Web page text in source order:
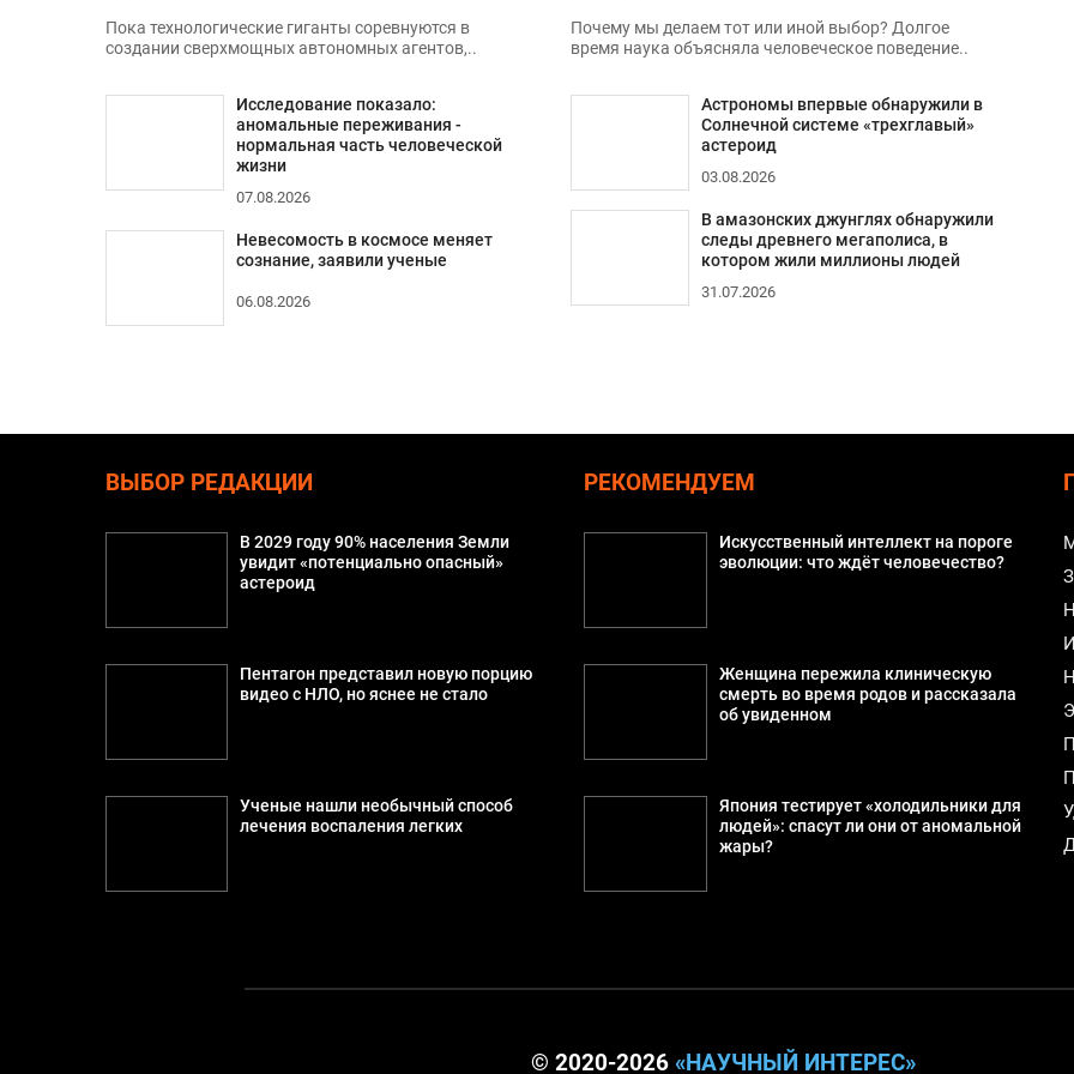
Пока технологические гиганты соревнуются в
создании сверхмощных автономных агентов,..
Исследование показало:
аномальные переживания -
нормальная часть человеческой
жизни
07.08.2026
Невесомость в космосе меняет
сознание, заявили ученые
06.08.2026
Почему мы делаем тот или иной выбор? Долгое
время наука объясняла человеческое поведение..
Астрономы впервые обнаружили в
Солнечной системе «трехглавый»
астероид
03.08.2026
В амазонских джунглях обнаружили
следы древнего мегаполиса, в
котором жили миллионы людей
31.07.2026
ВЫБОР РЕДАКЦИИ
В 2029 году 90% населения Земли
увидит «потенциально опасный»
астероид
Пентагон представил новую порцию
видео с НЛО, но яснее не стало
Ученые нашли необычный способ
лечения воспаления легких
РЕКОМЕНДУЕМ
Искусственный интеллект на пороге
эволюции: что ждёт человечество?
Женщина пережила клиническую
смерть во время родов и рассказала
об увиденном
Япония тестирует «холодильники для
людей»: спасут ли они от аномальной
жары?
© 2020-2026 «НАУЧНЫЙ ИНТЕРЕС»